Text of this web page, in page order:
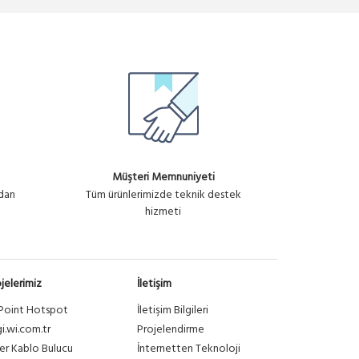
Müşteri Memnuniyeti
Tüm ürünlerimizde teknik destek
hizmeti
Hotspot
Kablo Bulucu
İletişim
İletişim Bilgileri
Projelendirme
İnternetten Teknoloji